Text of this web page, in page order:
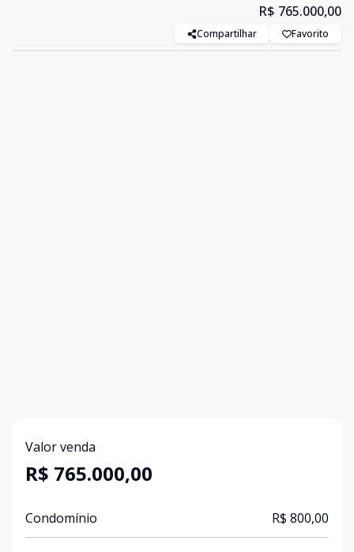
R$ 765.000,00
Compartilhar Favorito
Valor venda
R$ 765.000,00
Condomínio R$ 800,00